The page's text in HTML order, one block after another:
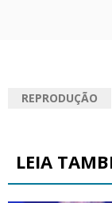
REPRODUÇÃO
LEIA